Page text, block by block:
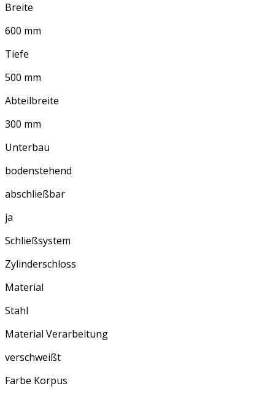
Breite
600 mm
Tiefe
500 mm
Abteilbreite
300 mm
Unterbau
bodenstehend
abschließbar
ja
Schließsystem
Zylinderschloss
Material
Stahl
Material Verarbeitung
verschweißt
Farbe Korpus